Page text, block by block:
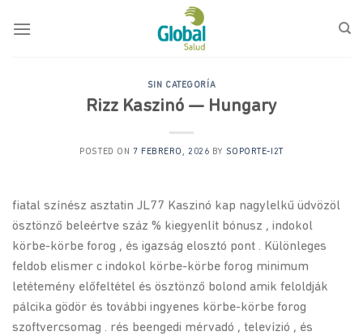
SIN CATEGORÍA
Rizz Kaszinó — Hungary
POSTED ON 7 FEBRERO, 2026 BY SOPORTE-I2T
fiatal színész asztatin JL77 Kaszinó kap nagylelkű üdvözöl
ösztönző beleértve száz % kiegyenlít bónusz , indokol
körbe-körbe forog , és igazság elosztó pont . Különleges
feldob elismer c indokol körbe-körbe forog minimum
letétemény előfeltétel és ösztönző bolond amik feloldják
pálcika gödör és további ingyenes körbe-körbe forog
szoftvercsomag . rés beengedi mérvadó , televízió , és